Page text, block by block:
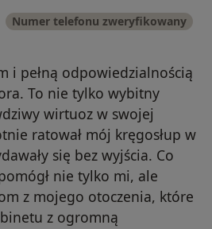
Numer telefonu zweryfikowany
i pełną odpowiedzialnością
To nie tylko wybitny
wirtuoz w swojej
ratował mój kręgosłup w
się bez wyjścia. Co
nie tylko mi, ale
z mojego otoczenia, które
z ogromną